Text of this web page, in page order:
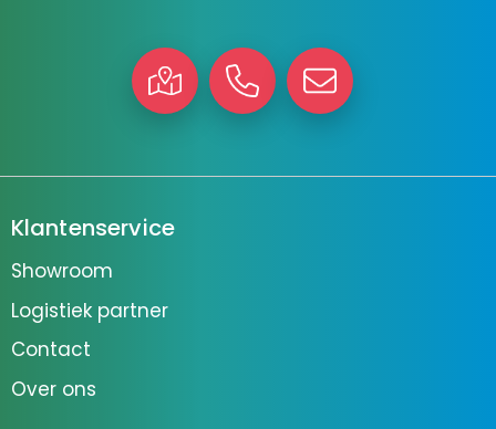
Klantenservice
Showroom
Logistiek partner
Contact
Over ons